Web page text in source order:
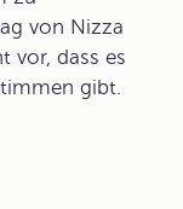
von Nizza
vor, dass es
gibt.